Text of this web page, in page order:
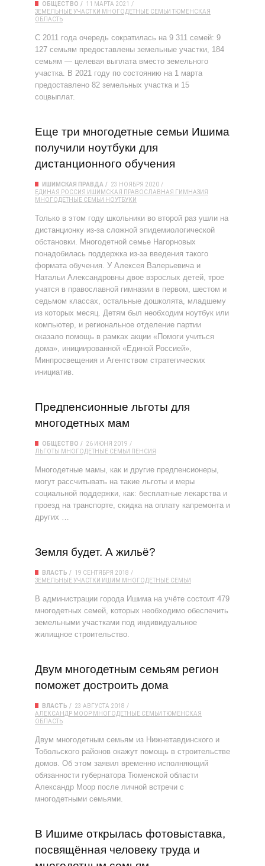
ОБЩЕСТВО
11 МАРТА 2021
ЗЕМЕЛЬНЫЕ УЧАСТКИ МНОГОДЕТНЫЕ СЕМЬИ ТЮМЕНСКАЯ
ОБЛАСТЬ
С 2011 года очередь сократилась на 9 311 семей: 9
127 семьям предоставлены земельные участки, 184
семьям — целевая выплата вместо земельного
участка. В 2021 году по состоянию на 1 марта
предоставлено 82 земельных участка и 15
соцвыплат.
Еще три многодетные семьи Ишима
получили ноутбуки для
дистанционного обучения
ИШИМСКАЯ ПРАВДА
23 НОЯБРЯ 2020
ЕДИНАЯ РОССИЯ ИШИМСКАЯ ПРАВОСЛАВНАЯ ГИМНАЗИЯ
МНОГОДЕТНЫЕ СЕМЬИ НОУТБУКИ
Только в этом году школьники во второй раз ушли на
дистанционку из-за сложной эпидемиологической
обстановки. Многодетной семье Нагорновых
понадобилась поддержка из-за введения такого
формата обучения. У Алексея Валерьевича и
Натальи Александровны двое взрослых детей, трое
учатся в православной гимназии в первом, шестом и
седьмом классах, остальные дошколята, младшему
из которых месяц. Детям был необходим ноутбук или
компьютер, и региональное отделение партии
оказало помощь в рамках акции «Помоги учиться
дома», инициированной «Единой Россией»,
Минпросвещения и Агентством стратегических
инициатив.
Предпенсионные льготы для
многодетных мам
ОБЩЕСТВО
26 ИЮНЯ 2019
ЛЬГОТЫ
МНОГОДЕТНЫЕ СЕМЬИ ПЕНСИЯ
Многодетные мамы, как и другие предпенсионеры,
могут рассчитывать на такие льготы и меры
социальной поддержки, как: бесплатные лекарства и
проезд на транспорте, скидка на оплату капремонта и
других …
Земля будет. А жильё?
ВЛАСТЬ
19 СЕНТЯБРЯ 2018
ЗЕМЕЛЬНЫЕ УЧАСТКИ ИШИМ МНОГОДЕТНЫЕ СЕМЬИ
В администрации города Ишима на учёте состоит 479
многодетных семей, которых необходимо обеспечить
земельными участками под индивидуальное
жилищное строительство.
Двум многодетным семьям регион
поможет достроить дома
ВЛАСТЬ
23 АВГУСТА 2018
АЛЕКСАНДР МООР МНОГОДЕТНЫЕ СЕМЬИ ТЮМЕНСКАЯ
ОБЛАСТЬ
Двум многодетным семьям из Нижнетавдинского и
Тобольского районов окажут помощь в строительстве
домов. Об этом заявил временно исполняющий
обязанности губернатора Тюменской области
Александр Моор после личной встречи с
многодетными семьями.
В Ишиме открылась фотовыставка,
посвящённая человеку труда и